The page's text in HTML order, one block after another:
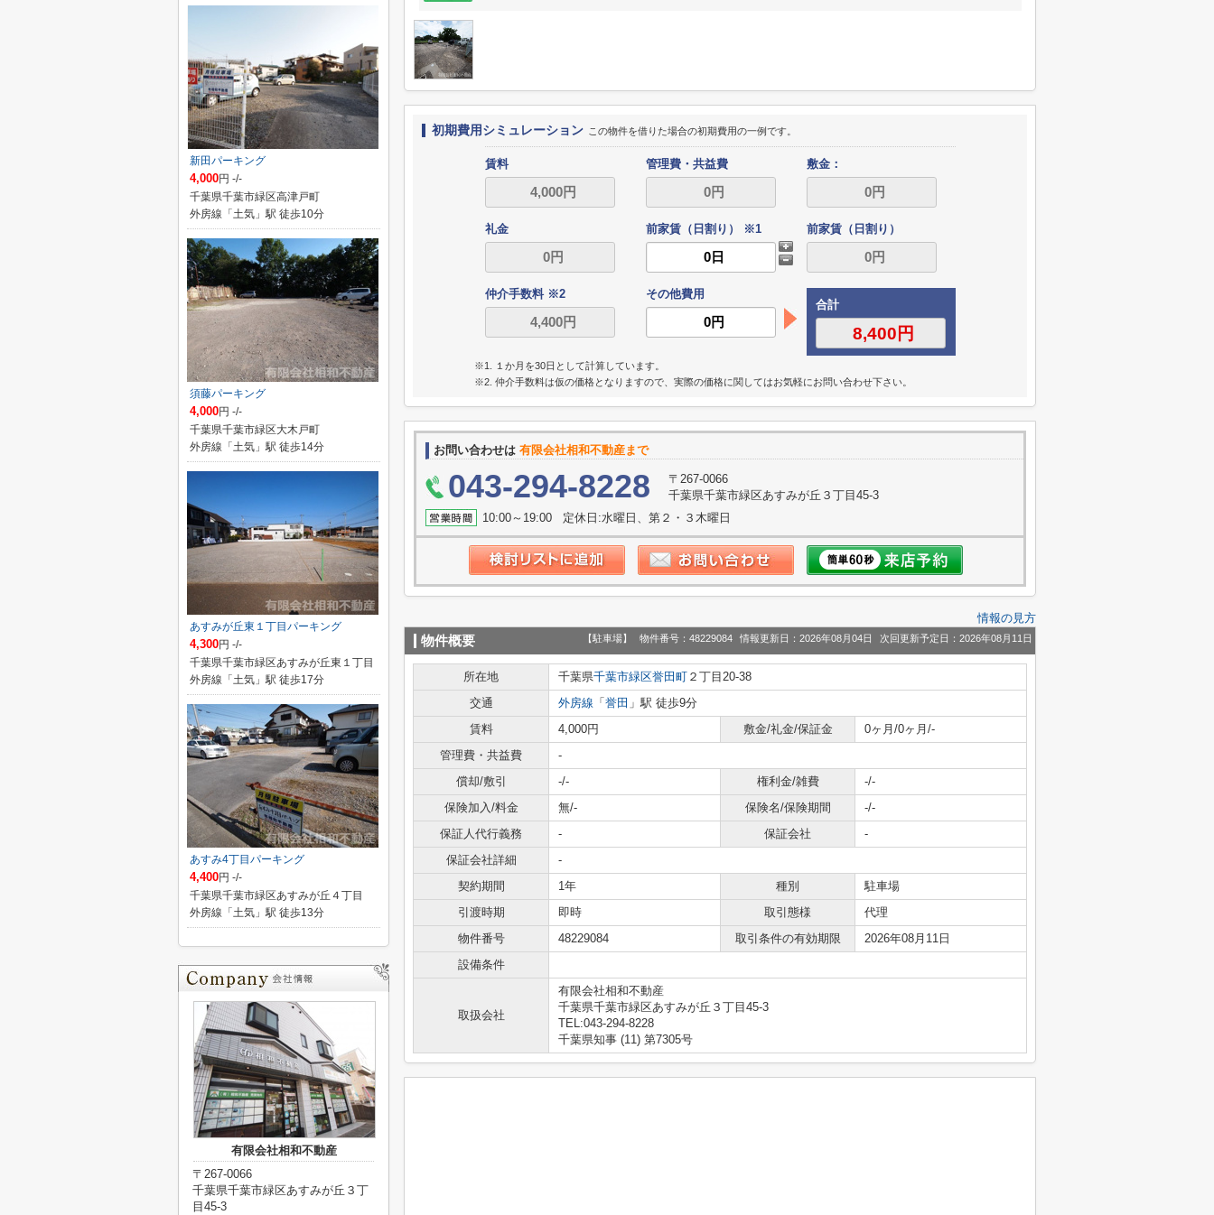
初期費用シミュレーション この物件を借りた場合の初期費用の一例です。
賃料 管理費・共益費 敷金：
礼金 前家賃（日割り） ※1 前家賃（日割り）
仲介手数料 ※2
その他費用
合計
※1. １か月を30日として計算しています。
※2. 仲介手数料は仮の価格となりますので、実際の価格に関してはお気軽にお問い合わせ下さい。
お問い合わせは 有限会社相和不動産まで
043-294-8228
〒267-0066
千葉県千葉市緑区あすみが丘３丁目45-3
10:00～19:00 定休日:水曜日、第２・３木曜日
情報の見方
物件概要 【駐車場】 物件番号：48229084 情報更新日：2026年08月04日 次回更新予定日：2026年08月11日
所在地 千葉県千葉市緑区誉田町 ２丁目20-38
交通
外房線 「 誉田 」駅 徒歩9分
賃料
4,000円 敷金/礼金/保証金
0ヶ月/0ヶ月/-
管理費・共益費
-
償却/敷引
-/- 権利金/雑費
-/-
保険加入/料金
無/- 保険名/保険期間
-/-
保証人代行義務
- 保証会社
-
保証会社詳細
-
契約期間
1年 種別
駐車場
引渡時期
即時 取引態様
代理
物件番号
48229084 取引条件の有効期限
2026年08月11日
設備条件
取扱会社
有限会社相和不動産
千葉県千葉市緑区あすみが丘３丁目45-3
TEL:043-294-8228
千葉県知事 (11) 第7305号
新田パーキング
4,000円 -/-
千葉県千葉市緑区高津戸町
外房線「土気」駅 徒歩10分
須藤パーキング
4,000円 -/-
千葉県千葉市緑区大木戸町
外房線「土気」駅 徒歩14分
あすみが丘東１丁目パーキング
4,300円 -/-
千葉県千葉市緑区あすみが丘東１丁目
外房線「土気」駅 徒歩17分
あすみ4丁目パーキング
4,400円 -/-
千葉県千葉市緑区あすみが丘４丁目
外房線「土気」駅 徒歩13分
有限会社相和不動産
〒267-0066
千葉県千葉市緑区あすみが丘３丁
目45-3